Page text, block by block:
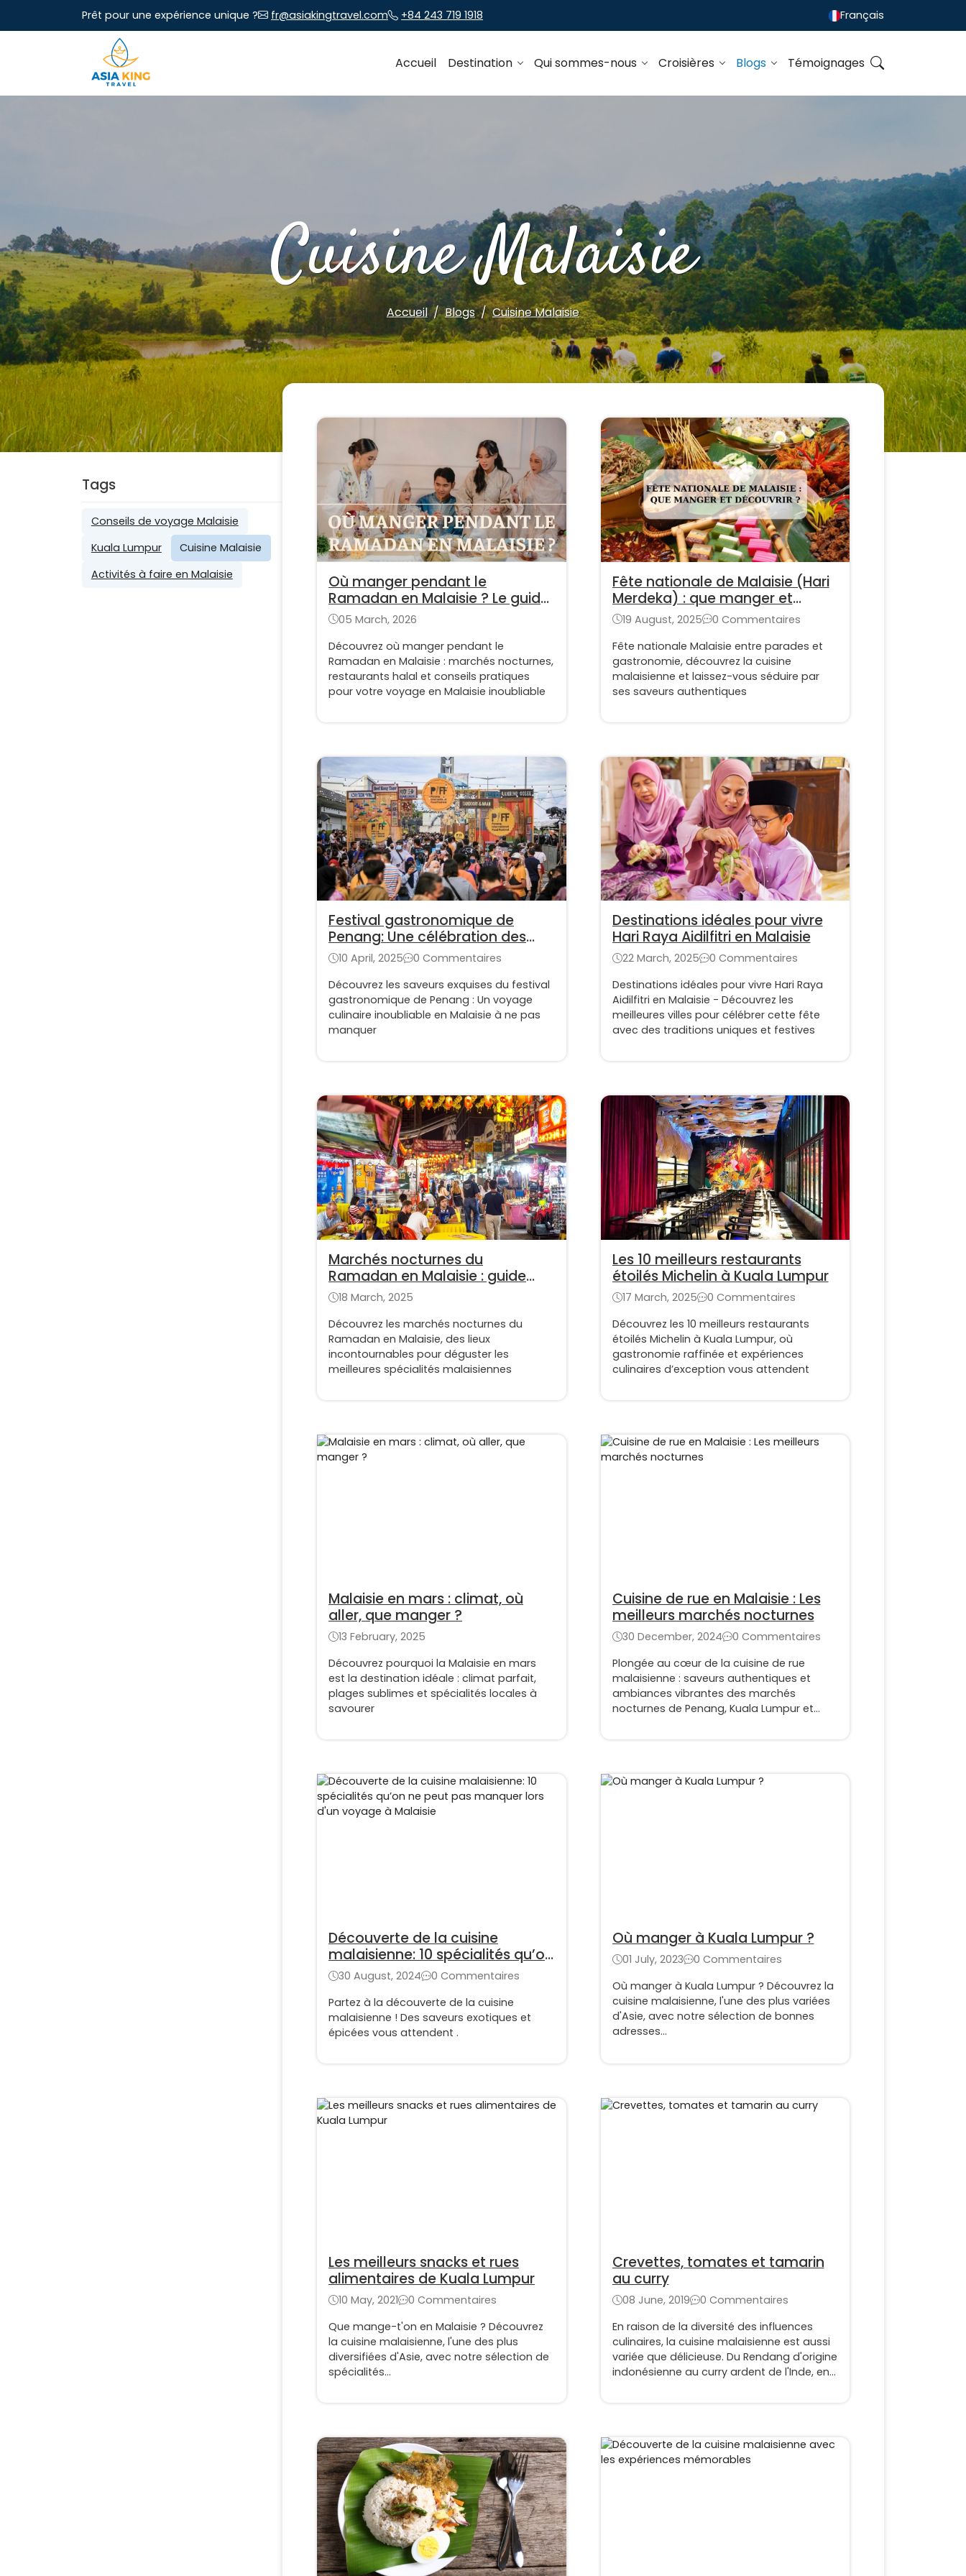
Prêt pour une expérience unique ? fr@asiakingtravel.com +84 243 719 1918 Français
Accueil Destination Qui sommes-nous Croisières Blogs Témoignages
Cuisine Malaisie
Accueil Blogs Cuisine Malaisie
Tags
Conseils de voyage Malaisie
Kuala Lumpur
Cuisine Malaisie
Activités à faire en Malaisie
Où manger pendant le
Ramadan en Malaisie ? Le guide
complet
05 March, 2026
Découvrez où manger pendant le
Ramadan en Malaisie : marchés nocturnes,
restaurants halal et conseils pratiques
pour votre voyage en Malaisie inoubliable
Fête nationale de Malaisie (Hari
Merdeka) : que manger et
découvrir ?
19 August, 2025
0 Commentaires
Fête nationale Malaisie entre parades et
gastronomie, découvrez la cuisine
malaisienne et laissez-vous séduire par
ses saveurs authentiques
Festival gastronomique de
Penang: Une célébration des
saveurs de la Malaisie
10 April, 2025
0 Commentaires
Découvrez les saveurs exquises du festival
gastronomique de Penang : Un voyage
culinaire inoubliable en Malaisie à ne pas
manquer
Destinations idéales pour vivre
Hari Raya Aidilfitri en Malaisie
22 March, 2025
0 Commentaires
Destinations idéales pour vivre Hari Raya
Aidilfitri en Malaisie - Découvrez les
meilleures villes pour célébrer cette fête
avec des traditions uniques et festives
Marchés nocturnes du
Ramadan en Malaisie : guide
des meilleurs bazaars
18 March, 2025
Découvrez les marchés nocturnes du
Ramadan en Malaisie, des lieux
incontournables pour déguster les
meilleures spécialités malaisiennes
Les 10 meilleurs restaurants
étoilés Michelin à Kuala Lumpur
17 March, 2025
0 Commentaires
Découvrez les 10 meilleurs restaurants
étoilés Michelin à Kuala Lumpur, où
gastronomie raffinée et expériences
culinaires d’exception vous attendent
Malaisie en mars : climat, où
aller, que manger ?
13 February, 2025
Découvrez pourquoi la Malaisie en mars
est la destination idéale : climat parfait,
plages sublimes et spécialités locales à
savourer
Cuisine de rue en Malaisie : Les
meilleurs marchés nocturnes
30 December, 2024
0 Commentaires
Plongée au cœur de la cuisine de rue
malaisienne : saveurs authentiques et
ambiances vibrantes des marchés
nocturnes de Penang, Kuala Lumpur et
Découverte de la cuisine
malaisienne: 10 spécialités qu’on
ne peut pas manquer lors d'un
voyage à Malaisie
30 August, 2024
0 Commentaires
Partez à la découverte de la cuisine
malaisienne ! Des saveurs exotiques et
épicées vous attendent .
Où manger à Kuala Lumpur ?
01 July, 2023
0 Commentaires
Où manger à Kuala Lumpur ? Découvrez la
cuisine malaisienne, l'une des plus variées
d'Asie, avec notre sélection de bonnes
adresses...
Les meilleurs snacks et rues
alimentaires de Kuala Lumpur
10 May, 2021
0 Commentaires
Que mange-t'on en Malaisie ? Découvrez
la cuisine malaisienne, l'une des plus
diversifiées d'Asie, avec notre sélection de
spécialités...
Crevettes, tomates et tamarin
au curry
08 June, 2019
0 Commentaires
En raison de la diversité des influences
culinaires, la cuisine malaisienne est aussi
variée que délicieuse. Du Rendang d'origine
indonésienne au curry ardent de l'Inde, en